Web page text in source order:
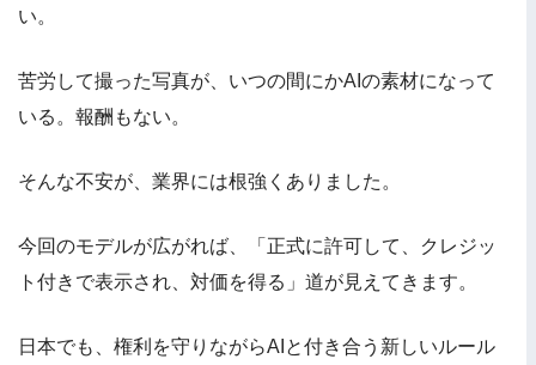
い。
苦労して撮った写真が、いつの間にかAIの素材になって
いる。報酬もない。
そんな不安が、業界には根強くありました。
今回のモデルが広がれば、「正式に許可して、クレジッ
ト付きで表示され、対価を得る」道が見えてきます。
日本でも、権利を守りながらAIと付き合う新しいルール